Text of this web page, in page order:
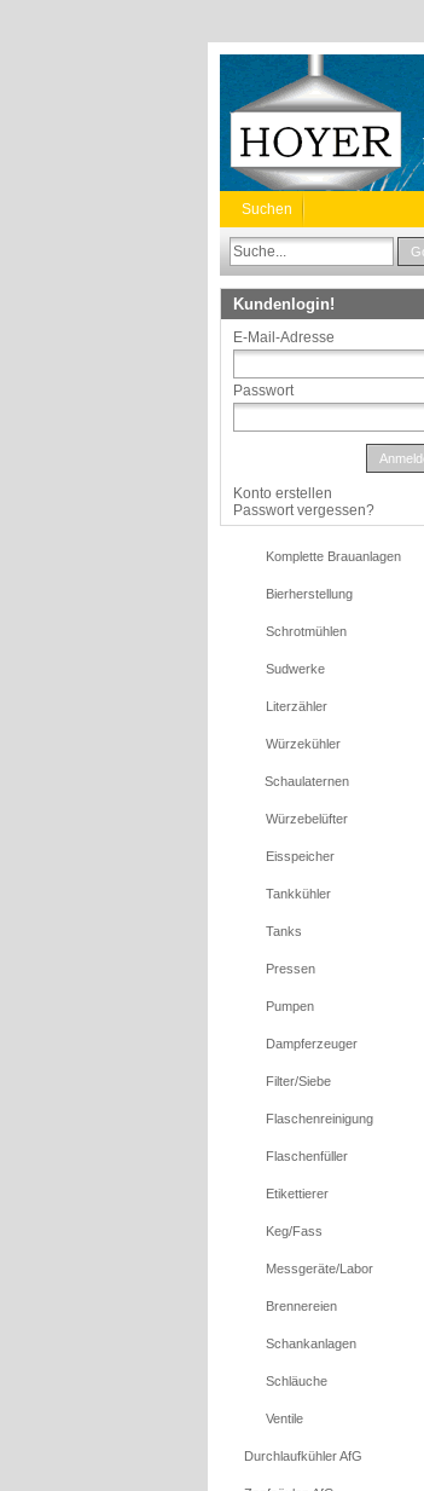
Suchen
Kundenlogin!
E-Mail-Adresse
Passwort
Konto erstellen
Passwort vergessen?
Komplette Brauanlagen
Bierherstellung
Schrotmühlen
Sudwerke
Literzähler
Würzekühler
Schaulaternen
Würzebelüfter
Eisspeicher
Tankkühler
Tanks
Pressen
Pumpen
Dampferzeuger
Filter/Siebe
Flaschenreinigung
Flaschenfüller
Etikettierer
Keg/Fass
Messgeräte/Labor
Brennereien
Schankanlagen
Schläuche
Ventile
Durchlaufkühler AfG